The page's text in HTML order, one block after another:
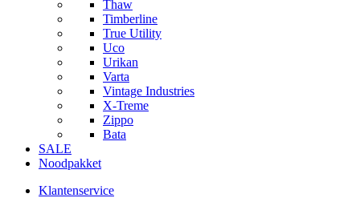
Thaw
Timberline
True Utility
Uco
Urikan
Varta
Vintage Industries
X-Treme
Zippo
Bata
SALE
Noodpakket
Klantenservice